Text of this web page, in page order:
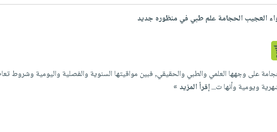
العجيب الحجامة علم طبي في منظوره جديد
على وجهها العلمي والطبي والحقيقي, فبين مواقيتها السنوية والفصلية واليومية وشروط
ويومية وأنها ت...إقرأ المزيد »